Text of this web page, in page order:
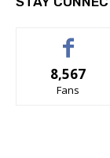
8,567
Fans